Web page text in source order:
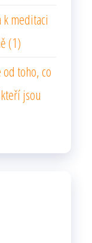
meditaci
(1)
toho, co
jsou